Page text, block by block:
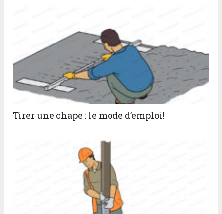
Tirer une chape : le mode d’emploi!